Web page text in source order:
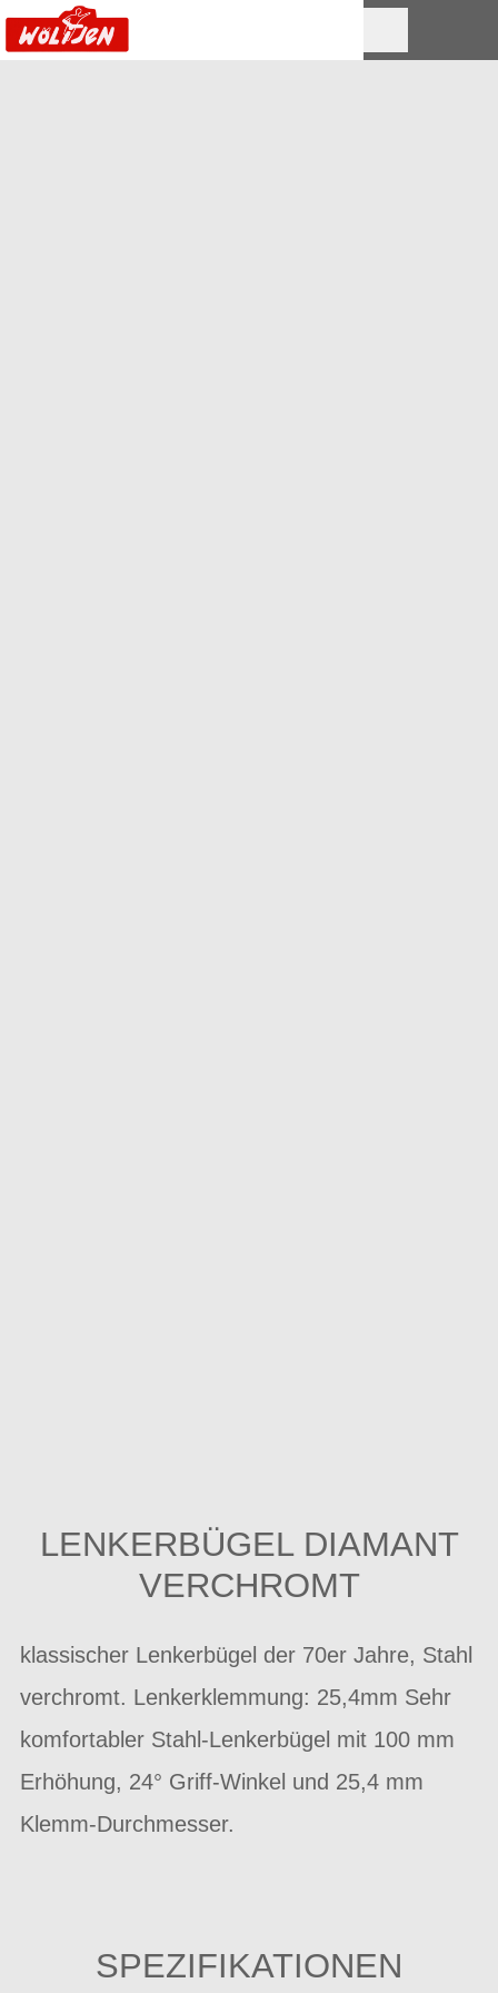
LENKERBÜGEL DIAMANT
VERCHROMT
klassischer Lenkerbügel der 70er Jahre, Stahl
verchromt. Lenkerklemmung: 25,4mm Sehr
komfortabler Stahl-Lenkerbügel mit 100 mm
Erhöhung, 24° Griff-Winkel und 25,4 mm
Klemm-Durchmesser.
SPEZIFIKATIONEN